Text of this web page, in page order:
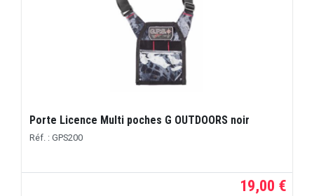
Porte Licence Multi poches G OUTDOORS noir
Réf. : GPS200
19,00 €